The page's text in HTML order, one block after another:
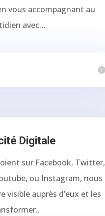
vous accompagnant au
avec…
Digitale
sur Facebook, Twitter,
ou Instagram, nous
visible auprès d’eux et les